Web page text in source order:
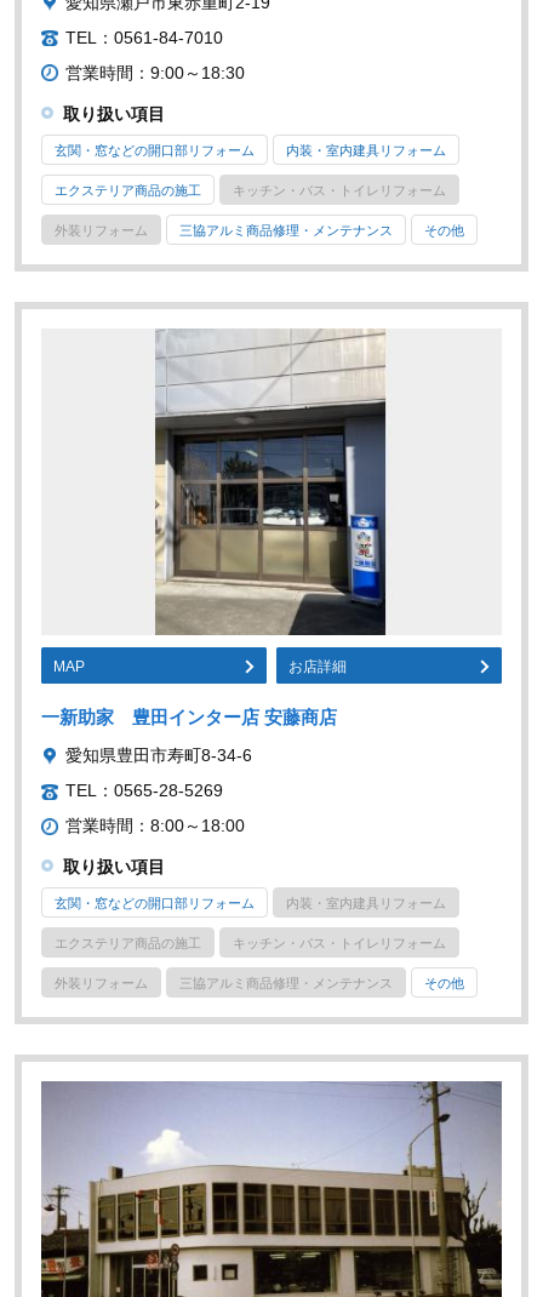
TEL：0561-84-7010
営業時間：9:00～18:30
取り扱い項目
玄関・窓などの開口部リフォーム 内装・室内建具リフォーム
エクステリア商品の施工 キッチン・バス・トイレリフォーム
外装リフォーム 三協アルミ商品修理・メンテナンス その他
MAP お店詳細
一新助家 豊田インター店 安藤商店
愛知県豊田市寿町8-34-6
TEL：0565-28-5269
営業時間：8:00～18:00
取り扱い項目
玄関・窓などの開口部リフォーム 内装・室内建具リフォーム
エクステリア商品の施工 キッチン・バス・トイレリフォーム
外装リフォーム 三協アルミ商品修理・メンテナンス その他